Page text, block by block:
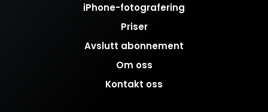
iPhone-fotografering
Priser
Avslutt abonnement
Om oss
Kontakt oss